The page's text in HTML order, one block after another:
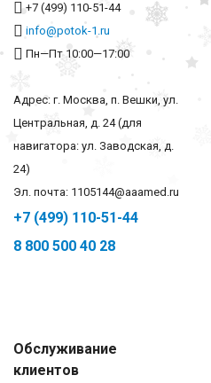
+7 (499) 110-51-44
info@potok-1.ru
Пн—Пт 10:00—17:00
Адрес: г. Москва, п. Вешки, ул.
Центральная, д. 24 (для
навигатора: ул. Заводская, д.
24)
Эл. почта: 1105144@aaamed.ru
+7 (499) 110-51-44
8 800 500 40 28
Обслуживание
клиентов